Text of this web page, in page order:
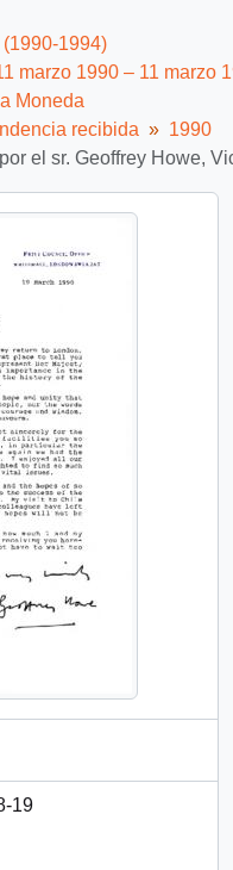
1994)
marzo 1990 – 11 marzo
Moneda
recibida
1990
el sr. Geoffrey Howe,
19